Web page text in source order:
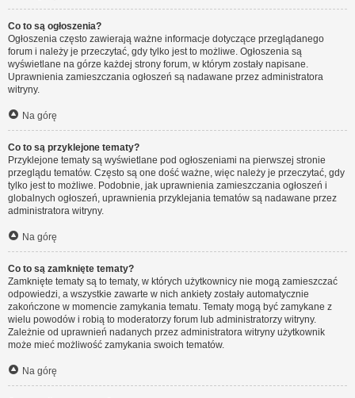
Co to są ogłoszenia?
Ogłoszenia często zawierają ważne informacje dotyczące przeglądanego
forum i należy je przeczytać, gdy tylko jest to możliwe. Ogłoszenia są
wyświetlane na górze każdej strony forum, w którym zostały napisane.
Uprawnienia zamieszczania ogłoszeń są nadawane przez administratora
witryny.
Na górę
Co to są przyklejone tematy?
Przyklejone tematy są wyświetlane pod ogłoszeniami na pierwszej stronie
przeglądu tematów. Często są one dość ważne, więc należy je przeczytać, gdy
tylko jest to możliwe. Podobnie, jak uprawnienia zamieszczania ogłoszeń i
globalnych ogłoszeń, uprawnienia przyklejania tematów są nadawane przez
administratora witryny.
Na górę
Co to są zamknięte tematy?
Zamknięte tematy są to tematy, w których użytkownicy nie mogą zamieszczać
odpowiedzi, a wszystkie zawarte w nich ankiety zostały automatycznie
zakończone w momencie zamykania tematu. Tematy mogą być zamykane z
wielu powodów i robią to moderatorzy forum lub administratorzy witryny.
Zależnie od uprawnień nadanych przez administratora witryny użytkownik
może mieć możliwość zamykania swoich tematów.
Na górę